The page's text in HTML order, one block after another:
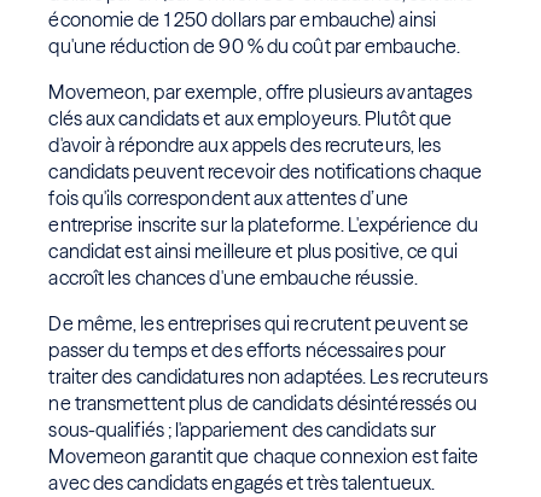
économie de 1 250 dollars par embauche) ainsi
qu'une réduction de 90 % du coût par embauche.
Movemeon, par exemple, offre plusieurs avantages
clés aux candidats et aux employeurs. Plutôt que
d'avoir à répondre aux appels des recruteurs, les
candidats peuvent recevoir des notifications chaque
fois qu'ils correspondent aux attentes d’une
entreprise inscrite sur la plateforme. L'expérience du
candidat est ainsi meilleure et plus positive, ce qui
accroît les chances d'une embauche réussie.
De même, les entreprises qui recrutent peuvent se
passer du temps et des efforts nécessaires pour
traiter des candidatures non adaptées. Les recruteurs
ne transmettent plus de candidats désintéressés ou
sous-qualifiés ; l'appariement des candidats sur
Movemeon garantit que chaque connexion est faite
avec des candidats engagés et très talentueux.